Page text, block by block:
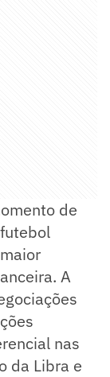
de
A
nas
da Libra e